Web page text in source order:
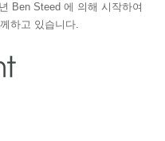
Ben Steed 에 의해 시작하여
하고 있습니다.